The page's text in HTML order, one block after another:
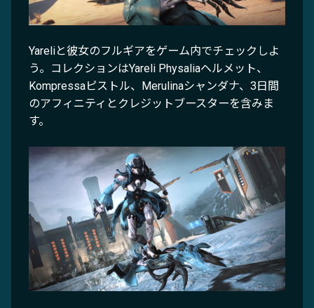
Yareliと彼女のフルギアをゲーム内でチェックしよ
う。コレクションはYareli Physaliaヘルメット、
Kompressaピストル、Merulinaシャンダナ、3日間
のアフィニティとクレジットブースターを含みま
す。